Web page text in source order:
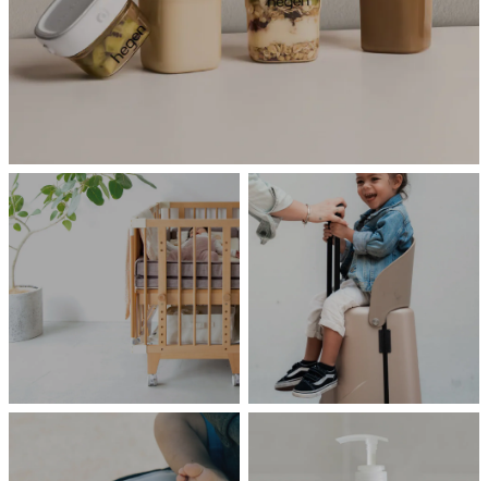
HOME TRAVEL